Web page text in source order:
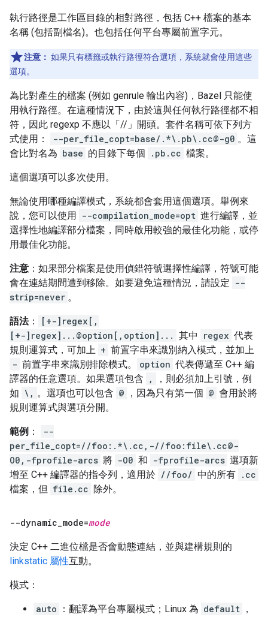
執行路徑是工作區目錄的相對路徑，包括 C++ 檔案的基本
名稱 (包括副檔名)。也包括任何平台專屬前置字元。
注意： 如果只有標籤或執行路徑符合選項，系統就會使用這些
選項。
為比對產生的檔案 (例如 genrule 輸出內容)，Bazel 只能使
用執行路徑。在這種情況下，由於這與任何執行路徑都不相
符，因此 regexp 不應以「//」開頭。套件名稱可依下列方
式使用：
--per_file_copt=base/.*\.pb\.cc@-g0 。這
會比對名為 base 的目錄下每個 .pb.cc 檔案。
這個選項可以多次使用。
無論使用哪種編譯模式，系統都會套用這個選項。舉例來
說，您可以使用 --compilation_mode=opt 進行編譯，並
選擇性地編譯部分檔案，同時啟用較強的最佳化功能，或停
用最佳化功能。
注意 ：如果部分檔案是使用偵錯符號選擇性編譯，符號可能
會在連結期間遭到移除。如要避免這種情況，請設定 --
strip=never 。
語法：
[+-]regex[,
[+-]regex]...@option[,option]... 其中 regex 代表
規則運算式，可加上 + 前置字串來識別納入模式，並加上
- 前置字串來識別排除模式。 option 代表傳遞至 C++ 編
譯器的任意選項。如果選項包含
,
，則必須加上引號，例
如 \, 。選項也可以包含 @ ，因為只有第一個 @ 會用於將
規則運算式與選項分開。
範例 ：
--
per_file_copt=//foo:.*\.cc,-//foo:file\.cc@-
O0,-fprofile-arcs 將 -O0 和 -fprofile-arcs 選項新
增至 C++ 編譯器的指令列，適用於 //foo/ 中的所有 .cc
檔案，但 file.cc 除外。
--dynamic_mode=mode
決定 C++ 二進位檔是否會動態連結，並與建構規則的
linkstatic 屬性互動。
模式：
auto ：翻譯為平台專屬模式；Linux 為 default ，